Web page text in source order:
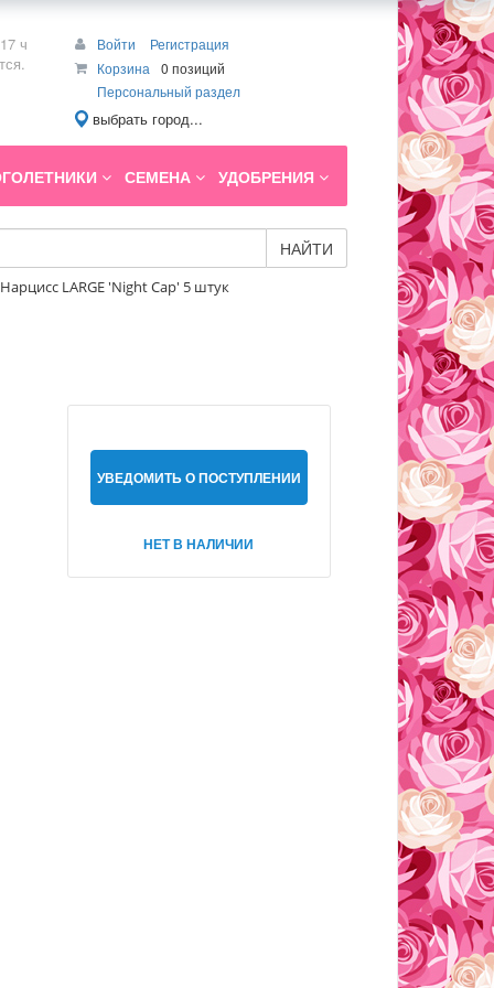
ч
Войти
Регистрация
Корзина
0 позиций
Персональный раздел
выбрать город...
СЕМЕНА УДОБРЕНИЯ
НАЙТИ
Нарцисс LARGE 'Night Cap' 5 штук
УВЕДОМИТЬ О ПОСТУПЛЕНИИ
НЕТ В НАЛИЧИИ